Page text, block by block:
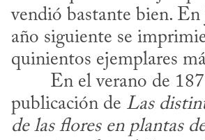
vendió bastante bien.
año siguiente se
quinientos ejemplares
publicación de Las
de las flores en plantas